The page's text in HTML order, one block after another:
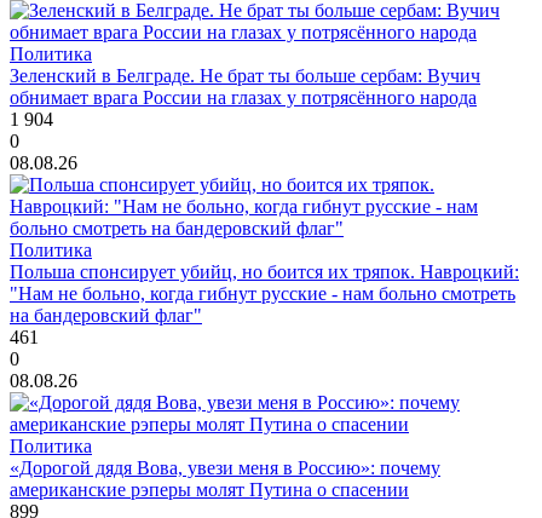
Политика
Зеленский в Белграде. Не брат ты больше сербам: Вучич
обнимает врага России на глазах у потрясённого народа
1 904
0
08.08.26
Политика
Польша спонсирует убийц, но боится их тряпок. Навроцкий:
"Нам не больно, когда гибнут русские - нам больно смотреть
на бандеровский флаг"
461
0
08.08.26
Политика
«Дорогой дядя Вова, увези меня в Россию»: почему
американские рэперы молят Путина о спасении
899